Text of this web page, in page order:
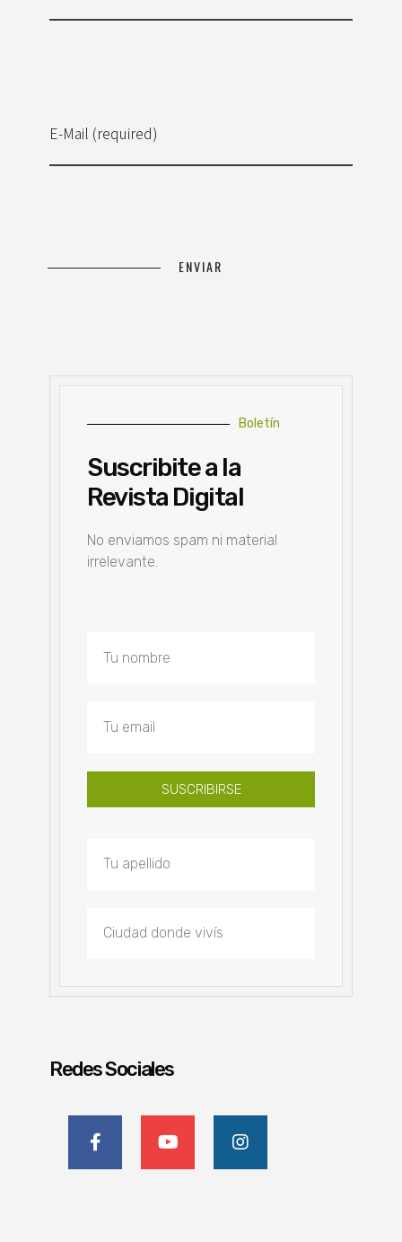
E-Mail (required)
Boletín
Suscribite a la
Revista Digital
No enviamos spam ni material
irrelevante.
SUSCRIBIRSE
Redes Sociales